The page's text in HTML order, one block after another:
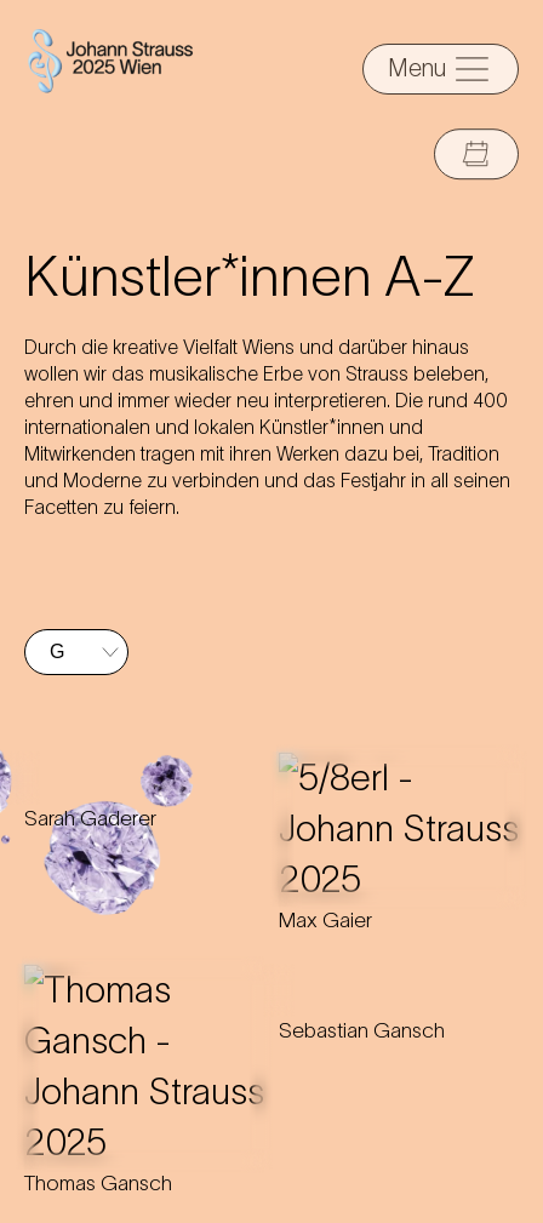
Menu
Künstler*innen A-Z
Durch die kreative Vielfalt Wiens und darüber hinaus
wollen wir das musikalische Erbe von Strauss beleben,
ehren und immer wieder neu interpretieren. Die rund 400
internationalen und lokalen Künstler*innen und
Mitwirkenden tragen mit ihren Werken dazu bei, Tradition
und Moderne zu verbinden und das Festjahr in all seinen
Facetten zu feiern.
Sarah Gaderer
Max Gaier
Thomas Gansch
Sebastian Gansch